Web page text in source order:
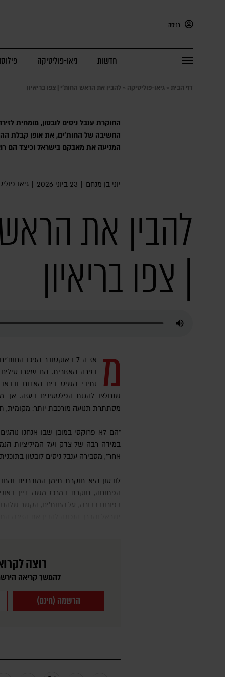
כניסה
חדשות גיאו-פוליטיקה
דף הבית » גיאו-פוליטיקה » להבין את הראש החות'י | צפו בריאיון
החוקרת ענבל ניסים לובטון, מומחית
החשיבה של החות'ים, את אופן קבלת
המניעה את מאבקם בישראל וכיצד הם
יוני בן מנחם | 23 ביוני 2026 | גיאו-
להבין את
| צפו בריאיון
מ
אז ה-7 באוקטובר הפכו
בזירה האזורית. הם שיגרו
נתיבי השיט בים האדום
שנחלצו להגנת הפלסטינים בעזה. אך
מסתתרת תנועה מורכבת יותר: מקומית,
"הם לא פרוקסי במובן שבו אנחנו
במידה רבה של צדק ועל המיליציות
אחר", מסבירה ענבל ניסים לובטון
לובטון היא חוקרת תימן המודרנית והחברה התימנית, מרצה באוניברסיטה
הפתוחה, חוקרת במרכז משה דיין
בפורום דבורה, על החות'ים, הקשר
רוצה
להמשך קריאה
הרשמה (חינם)